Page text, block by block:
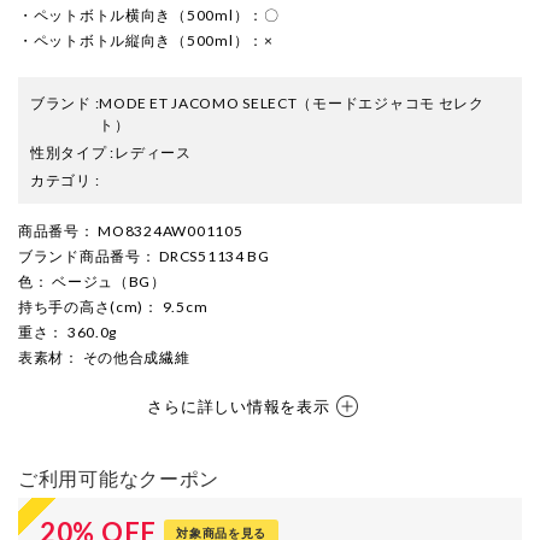
・ペットボトル横向き（500ml）：〇
・ペットボトル縦向き（500ml）：×
ブランド :MODE ET JACOMO SELECT （モードエジャコモ セレク
ト）
性別タイプ:レディース
カテゴリ :
商品番号 ： MO8324AW001105
ブランド商品番号 ： DRCS51134 BG
色 ： ベージュ（BG）
持ち手の高さ(cm) ： 9.5cm
重さ ： 360.0g
表素材 ： その他合成繊維
さらに詳しい情報を表示
ご利用可能なクーポン
20% OFF 対象商品を見る